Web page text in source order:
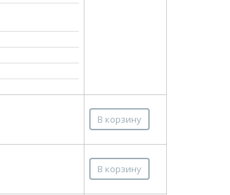
В корзину
В корзину